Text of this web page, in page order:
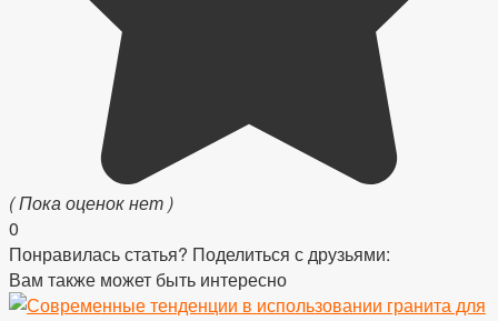
( Пока оценок нет )
0
Понравилась статья? Поделиться с друзьями:
Вам также может быть интересно